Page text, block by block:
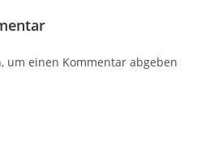
um einen Kommentar abgeben